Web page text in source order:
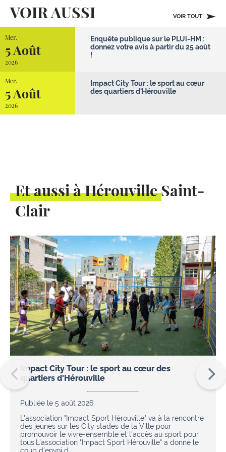
VOIR AUSSI VOIR TOUT
Mer.
5 Août
2026
Enquête publique sur le PLUi-HM :
donnez votre avis à partir du 25 août
!
Mer.
5 Août
2026
Impact City Tour : le sport au cœur
des quartiers d'Hérouville
Et aussi à Hérouville Saint-
Clair
Impact City Tour : le sport au cœur des
quartiers d'Hérouville
Publiée le 5 août 2026
L'association "Impact Sport Hérouville" va à la rencontre
des jeunes sur les City stades de la Ville pour
promouvoir le vivre-ensemble et l'accès au sport pour
tous.L’association "Impact Sport Hérouville" a donné le